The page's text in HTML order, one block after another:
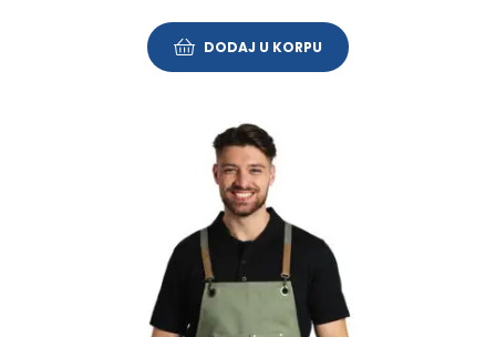
DODAJ U KORPU